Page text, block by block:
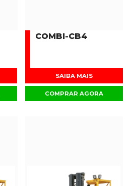
COMBI-CB4
SAIBA MAIS
COMPRAR AGORA